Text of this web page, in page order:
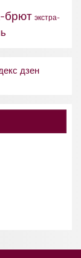
брют экстра-